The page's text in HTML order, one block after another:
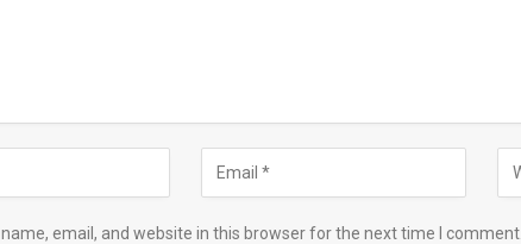
email, and website in this browser for the next time I comment.